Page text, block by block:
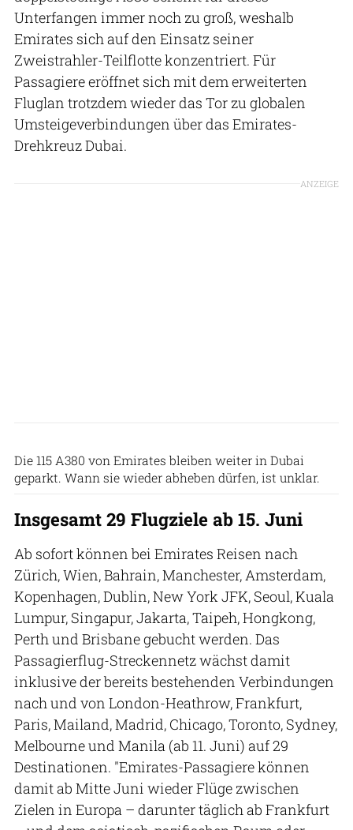
Unterfangen immer noch zu groß, weshalb
Emirates sich auf den Einsatz seiner
Zweistrahler-Teilflotte konzentriert. Für
Passagiere eröffnet sich mit dem erweiterten
Fluglan trotzdem wieder das Tor zu globalen
Umsteigeverbindungen über das Emirates-
Drehkreuz Dubai.
ANZEIGE
Die 115 A380 von Emirates bleiben weiter in Dubai
geparkt. Wann sie wieder abheben dürfen, ist unklar.
Insgesamt 29 Flugziele ab 15. Juni
Ab sofort können bei Emirates Reisen nach
Zürich, Wien, Bahrain, Manchester, Amsterdam,
Kopenhagen, Dublin, New York JFK, Seoul, Kuala
Lumpur, Singapur, Jakarta, Taipeh, Hongkong,
Perth und Brisbane gebucht werden. Das
Passagierflug-Streckennetz wächst damit
inklusive der bereits bestehenden Verbindungen
nach und von London-Heathrow, Frankfurt,
Paris, Mailand, Madrid, Chicago, Toronto, Sydney,
Melbourne und Manila (ab 11. Juni) auf 29
Destinationen. "Emirates-Passagiere können
damit ab Mitte Juni wieder Flüge zwischen
Zielen in Europa – darunter täglich ab Frankfurt